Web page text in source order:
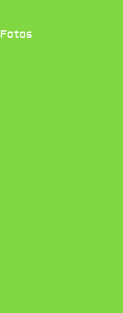
Fotos